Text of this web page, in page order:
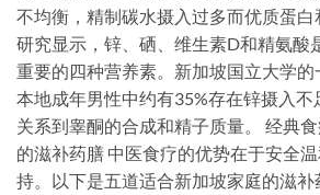
不均衡，精制碳水摄入过多而优质蛋白
研究显示，锌、硒、维生素D和精氨酸
重要的四种营养素。新加坡国立大学的
本地成年男性中约有35%存在锌摄入
关系到睾酮的合成和精子质量。 经典
的滋补药膳 中医食疗的优势在于安全
持。以下是五道适合新加坡家庭的滋